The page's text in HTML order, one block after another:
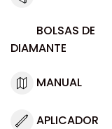
BOLSAS DE
DIAMANTE
MANUAL
APLICADOR